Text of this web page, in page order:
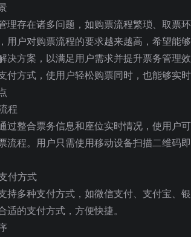
理存在诸多问题，如购票流程繁琐、取票
用户对购票流程的要求越来越高，希望能
决方案，以满足用户需求并提升票务管理
付方式，使用户轻松购票同时，也能够实
程
过整合票务信息和座位实时情况，使用户
流程。用户只需使用移动设备扫描二维码
付方式
持多种支付方式，如微信支付、支付宝、
适的支付方式，方便快捷。